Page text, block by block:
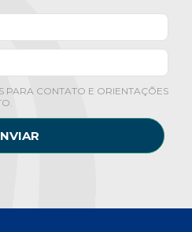
PARA CONTATO E ORIENTAÇÕES